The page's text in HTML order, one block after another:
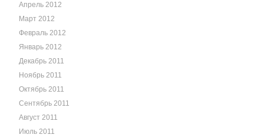
Апрель 2012
Март 2012
Февраль 2012
Январь 2012
Декабрь 2011
Ноябрь 2011
Октябрь 2011
Сентябрь 2011
Август 2011
Июль 2011